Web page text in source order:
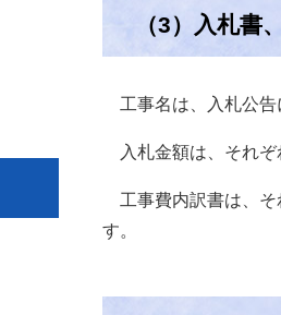
（3）入札書
工事名は、入札公告
入札金額は、それぞ
工事費内訳書は、そ
す。